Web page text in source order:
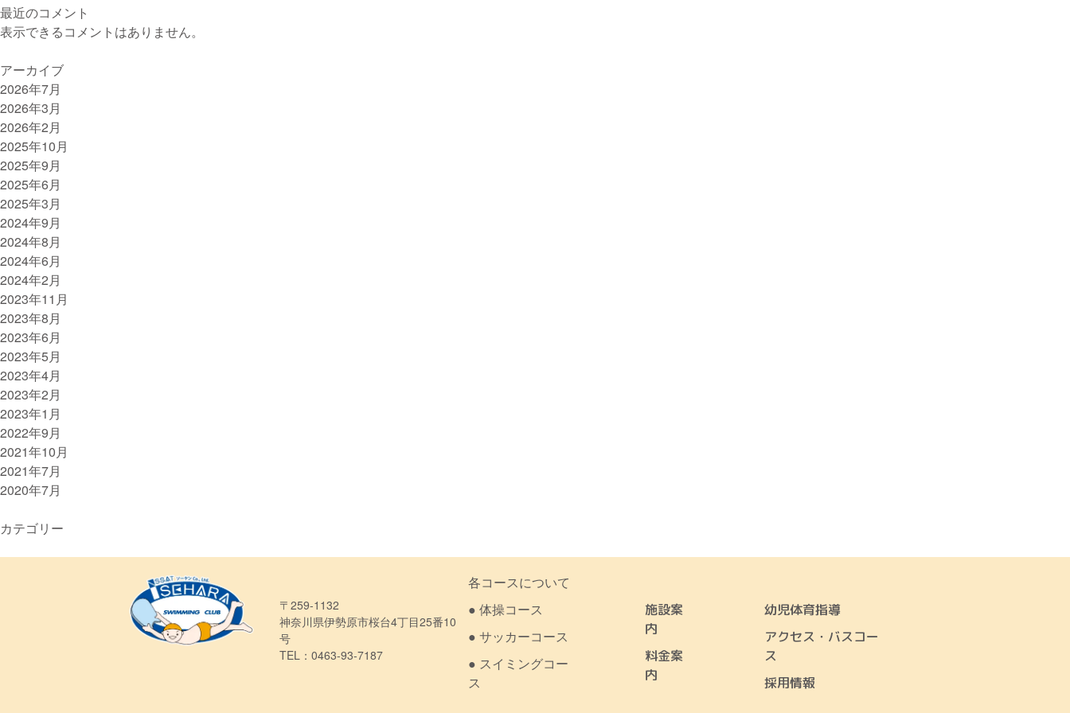
泳
授
最近のコメント
表示できるコメントはありません。
アーカイブ
2026年7月
2026年3月
2026年2月
2025年10月
2025年9月
2025年6月
2025年3月
2024年9月
2024年8月
2024年6月
2024年2月
2023年11月
2023年8月
2023年6月
2023年5月
2023年4月
2023年2月
2023年1月
2022年9月
2021年10月
2021年7月
2020年7月
カテゴリー
〒259-1132
神奈川県伊勢原市桜台4丁目25番10
号
TEL：0463-93-7187
各コースについて
● 体操コース
● サッカーコース
● スイミングコー
ス
施設案
内
料金案
内
幼児体育指導
アクセス・バスコー
ス
採用情報